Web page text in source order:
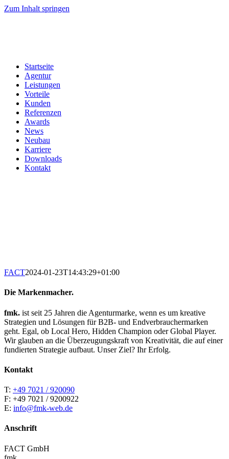
Zum Inhalt springen
Startseite
Agentur
Leistungen
Vorteile
Kunden
Referenzen
Awards
News
Neubau
Karriere
Downloads
Kontakt
FACT2024-01-23T14:43:29+01:00
Die Markenmacher.
fmk. ist seit 25 Jahren die Agenturmarke, wenn es um kreative
Strategien und Lösungen für B2B- und Endverbrauchermarken
geht. Egal, ob Local Hero, Hidden Champion oder Global Player.
Wir glauben an die Überzeugungskraft von Kreativität, die auf einer
fundierten Strategie aufbaut. Unser Ziel? Ihr Erfolg.
Kontakt
T: +49 7021 / 920090
F: +49 7021 / 9200922
E: info@fmk-web.de
Anschrift
FACT GmbH